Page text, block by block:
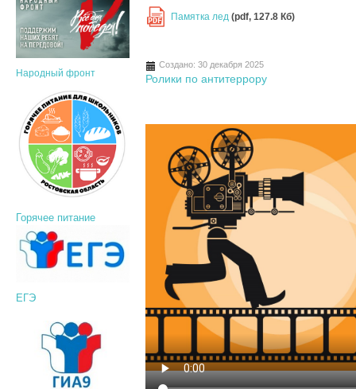
PDF Памятка лед(pdf, 127.8 Кб)
Создано: 30 декабря 2025
Ролики по антитеррору
Народный фронт
Горячее питание
ЕГЭ